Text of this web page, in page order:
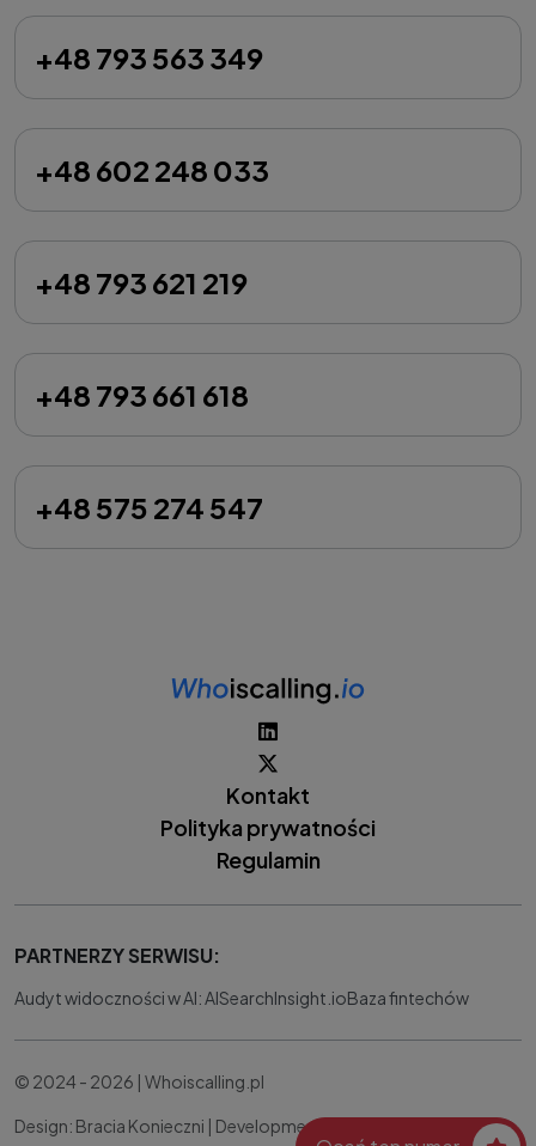
+48 793 563 349
+48 602 248 033
+48 793 621 219
+48 793 661 618
+48 575 274 547
Kontakt
Polityka prywatności
Regulamin
PARTNERZY SERWISU:
Audyt widoczności w AI: AISearchInsight.ioBaza fintechów
© 2024 - 2026 | Whoiscalling.pl
Design: Bracia Konieczni | Development: